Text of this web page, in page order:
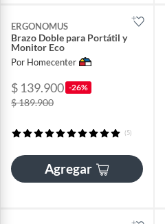
ERGONOMUS
Brazo Doble para Portátil y
Monitor Eco
Por Homecenter
$ 139.900 -26%
$ 189.900
(5)
Agregar